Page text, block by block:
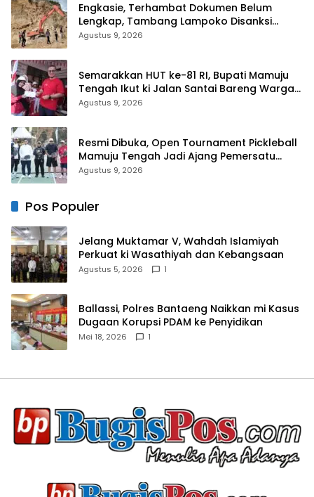
Engkasie, Terhambat Dokumen Belum
Lengkap, Tambang Lampoko Disanksi
Sementara Untuk Tidak Operasional
Agustus 9, 2026
Semarakkan HUT ke-81 RI, Bupati Mamuju
Tengah Ikut ki Jalan Santai Bareng Warga
Karossa
Agustus 9, 2026
Resmi Dibuka, Open Tournament Pickleball
Mamuju Tengah Jadi Ajang Pemersatu
Antar daerah
Agustus 9, 2026
Pos Populer
Jelang Muktamar V, Wahdah Islamiyah
Perkuat ki Wasathiyah dan Kebangsaan
Agustus 5, 2026 1
Ballassi, Polres Bantaeng Naikkan mi Kasus
Dugaan Korupsi PDAM ke Penyidikan
Mei 18, 2026 1